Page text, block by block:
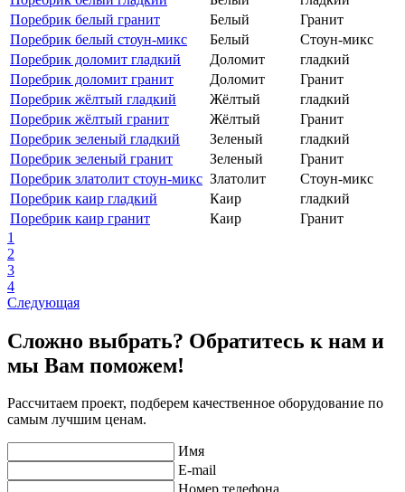
Поребрик белый гранит
Белый
Гранит
Поребрик белый стоун-микс
Белый
Стоун-микс
Поребрик доломит гладкий
Доломит
гладкий
Поребрик доломит гранит
Доломит
Гранит
Поребрик жёлтый гладкий
Жёлтый
гладкий
Поребрик жёлтый гранит
Жёлтый
Гранит
Поребрик зеленый гладкий
Зеленый
гладкий
Поребрик зеленый гранит
Зеленый
Гранит
Поребрик златолит стоун-микс Златолит
Стоун-микс
Поребрик каир гладкий
Каир
гладкий
Поребрик каир гранит
Каир
Гранит
1
2
3
4
Следующая
Сложно выбрать? Обратитесь к нам и
мы Вам поможем!
Рассчитаем проект, подберем качественное оборудование по
самым лучшим ценам.
Имя
E-mail